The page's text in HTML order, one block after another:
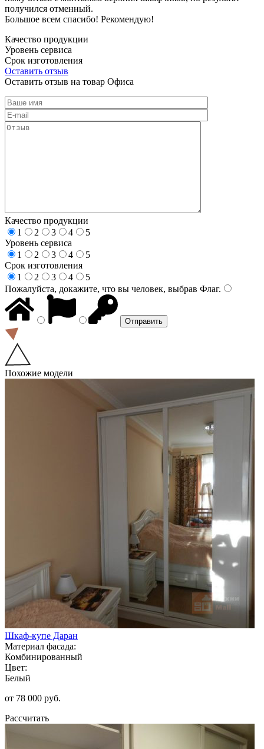
получился отменный.
Большое всем спасибо! Рекомендую!
Качество продукции
Уровень сервиса
Срок изготовления
Оставить отзыв
Оставить отзыв на товар Офиса
Качество продукции
1
2 3 4
5
Уровень сервиса
1
2 3 4
5
Срок изготовления
1
2 3 4
5
Пожалуйста, докажите, что вы человек, выбрав Флаг.
Похожие модели
Шкаф-купе Даран
Материал фасада:
Комбинированный
Цвет:
Белый
от 78 000 руб.
Рассчитать